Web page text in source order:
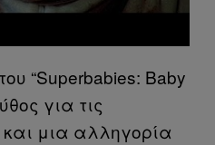
“Superbabies: Baby
για τις
μια αλληγορία